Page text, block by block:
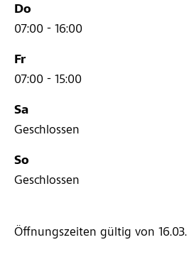
Do
07:00 - 16:00
Fr
07:00 - 15:00
Sa
Geschlossen
So
Geschlossen
Öffnungszeiten gültig von 16.03.